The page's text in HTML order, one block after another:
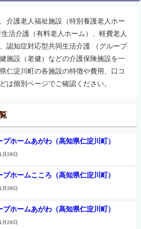
介護老人福祉施設（特別養護老人ホー
活介護（有料老人ホーム）、軽費老人
認知症対応型共同生活介護 （グループ
施設（老健）などの介護保険施設を一
仁淀川町の各施設の特徴や費用、口コ
は個別ページでご確認ください。
プホームあがわ（高知県仁淀川町）
月29日
プホームこころ（高知県仁淀川町）
月29日
プホームあがわ（高知県仁淀川町）
月29日